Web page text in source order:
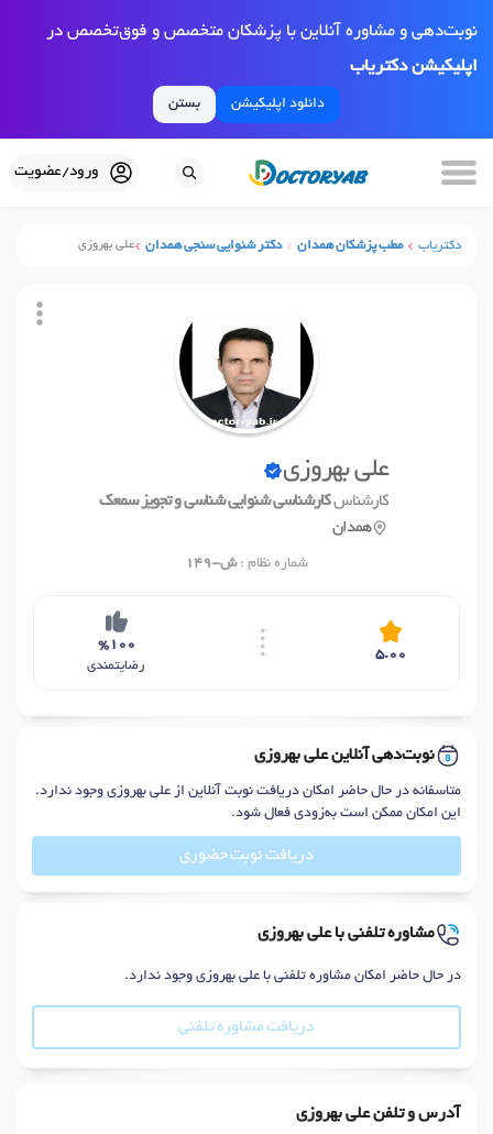
نوبت‌دهی و مشاوره آنلاین با پزشکان متخصص و فوق‌تخصص در
اپلیکیشن دکتریاب
دانلود اپلیکیشن بستن
ورود/عضویت
دکتریاب مطب پزشکان همدان دکتر شنوایی سنجی همدان علی بهروزی
علی بهروزی
کارشناسکارشناسی شنوایی شناسی و تجویز سمعک
همدان
شماره نظام :ش-149
5.00
%100
رضایتمندی
نوبت‌دهی آنلاین علی بهروزی
متاسفانه در حال حاضر امکان دریافت نوبت آنلاین از علی بهروزی وجود ندارد.
این امکان ممکن است به‌زودی فعال شود.
دریافت نوبت حضوری
مشاوره تلفنی با علی بهروزی
در حال حاضر امکان مشاوره تلفنی با علی بهروزی وجود ندارد.
دریافت مشاوره تلفنی
آدرس و تلفن علی بهروزی